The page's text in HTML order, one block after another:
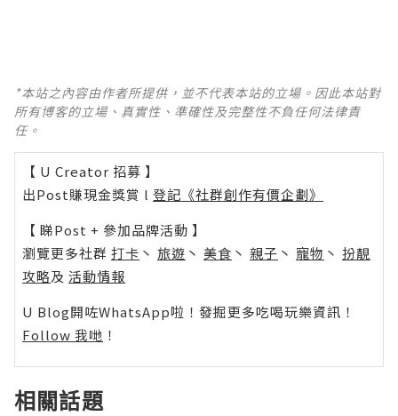
*本站之內容由作者所提供，並不代表本站的立場。因此本站對
所有博客的立場、真實性、準確性及完整性不負任何法律責
任。
【 U Creator 招募 】
出Post賺現金獎賞 l 登記《社群創作有價企劃》
【 睇Post + 參加品牌活動 】
瀏覽更多社群 打卡 丶 旅遊 丶 美食 丶 親子 丶 寵物 丶 扮靚
攻略及 活動情報
U Blog開咗WhatsApp啦！發掘更多吃喝玩樂資訊！
Follow 我哋 ！
相關話題